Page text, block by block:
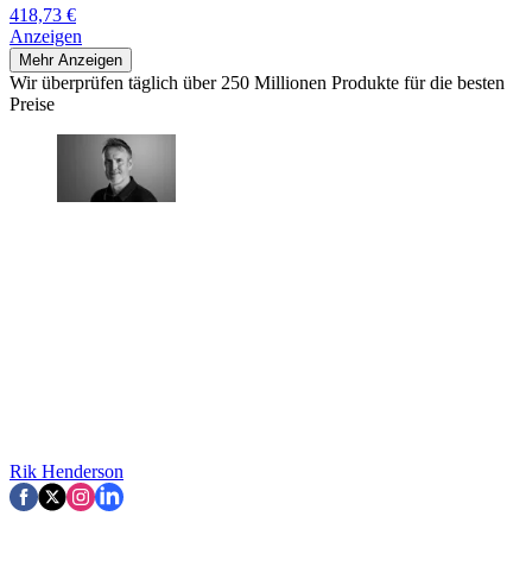
418,73 €
Anzeigen
Mehr Anzeigen
Wir überprüfen täglich über 250 Millionen Produkte für die besten
Preise
Rik Henderson